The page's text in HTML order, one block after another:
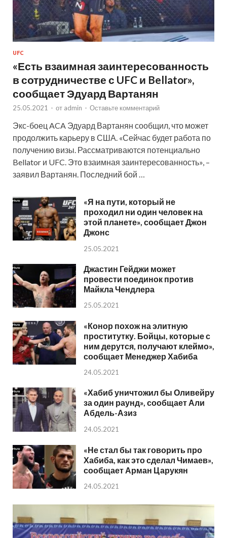
UFC
«Есть взаимная заинтересованность
в сотрудничестве с UFC и Bellator»,
сообщает Эдуард Вартанян
25.05.2021 - от admin - Оставьте комментарий
Экс-боец ACA Эдуард Вартанян сообщил, что может
продолжить карьеру в США. «Сейчас будет работа по
получению визы. Рассматриваются потенциально
Bellator и UFC. Это взаимная заинтересованность», –
заявил Вартанян. Последний бой …
«Я на пути, который не
проходил ни один человек на
этой планете», сообщает Джон
Джонс
25.05.2021
Джастин Гейджи может
провести поединок против
Майкла Чендлера
25.05.2021
«Конор похож на элитную
проститутку. Бойцы, которые с
ним дерутся, получают клеймо»,
сообщает Менеджер Хабиба
24.05.2021
«Хабиб уничтожил бы Оливейру
за один раунд», сообщает Али
Абдель-Азиз
24.05.2021
«Не стал бы так говорить про
Хабиба, как это сделал Чимаев»,
сообщает Арман Царукян
24.05.2021